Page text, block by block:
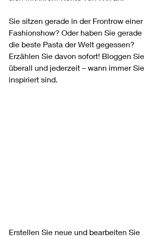
Sie sitzen gerade in der Frontrow einer
Fashionshow? Oder haben Sie gerade
die beste Pasta der Welt gegessen?
Erzählen Sie davon sofort! Bloggen Sie
überall und jederzeit – wann immer Sie
inspiriert sind.
Erstellen Sie neue und bearbeiten Sie